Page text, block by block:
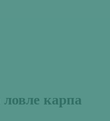
карпа